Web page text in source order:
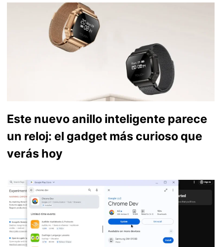
Este nuevo anillo inteligente parece
un reloj: el gadget más curioso que
verás hoy